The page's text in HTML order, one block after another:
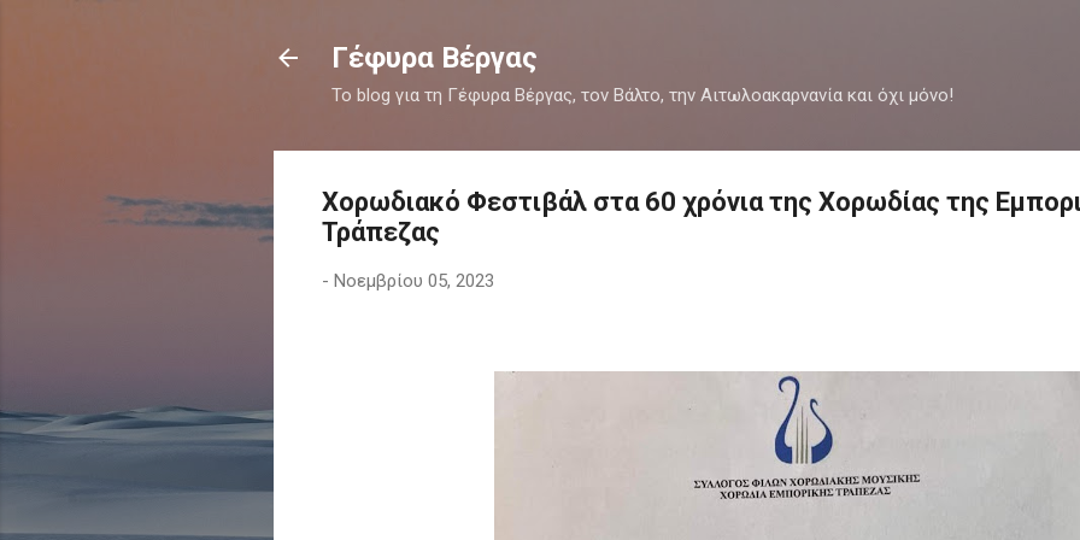
Γέφυρα Βέργας
Το blog για τη Γέφυρα Βέργας, τον Βάλτο, την Αιτωλοακαρνανία και όχι μόνο!
Χορωδιακό Φεστιβάλ στα 60 χρόνια της Χορωδίας της
Τράπεζας
- Νοεμβρίου 05, 2023